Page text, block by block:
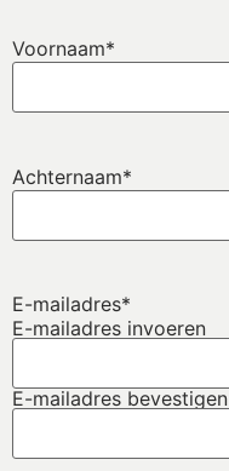
Voornaam*
Achternaam*
E-mailadres*
E-mailadres invoeren
E-mailadres bevestigen